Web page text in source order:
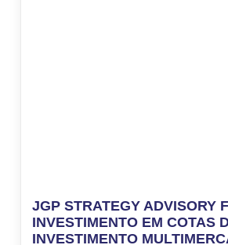
JGP STRATEGY ADVISORY
INVESTIMENTO EM COTAS
INVESTIMENTO